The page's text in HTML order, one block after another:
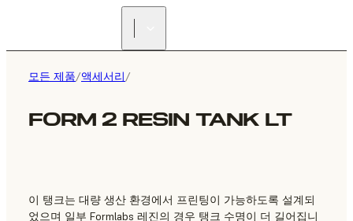
모든 제품/액세서리/
FORM 2 RESIN TANK LT
이 탱크는 대량 생산 환경에서 프린팅이 가능하도록 설계되
었으며 일부 Formlabs 레진의 경우 탱크 수명이 더 길어집니